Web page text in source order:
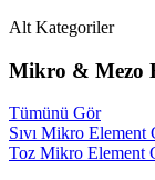
Alt Kategoriler
Mikro & Mezo
Tümünü Gör
Sıvı Mikro Element
Toz Mikro Element